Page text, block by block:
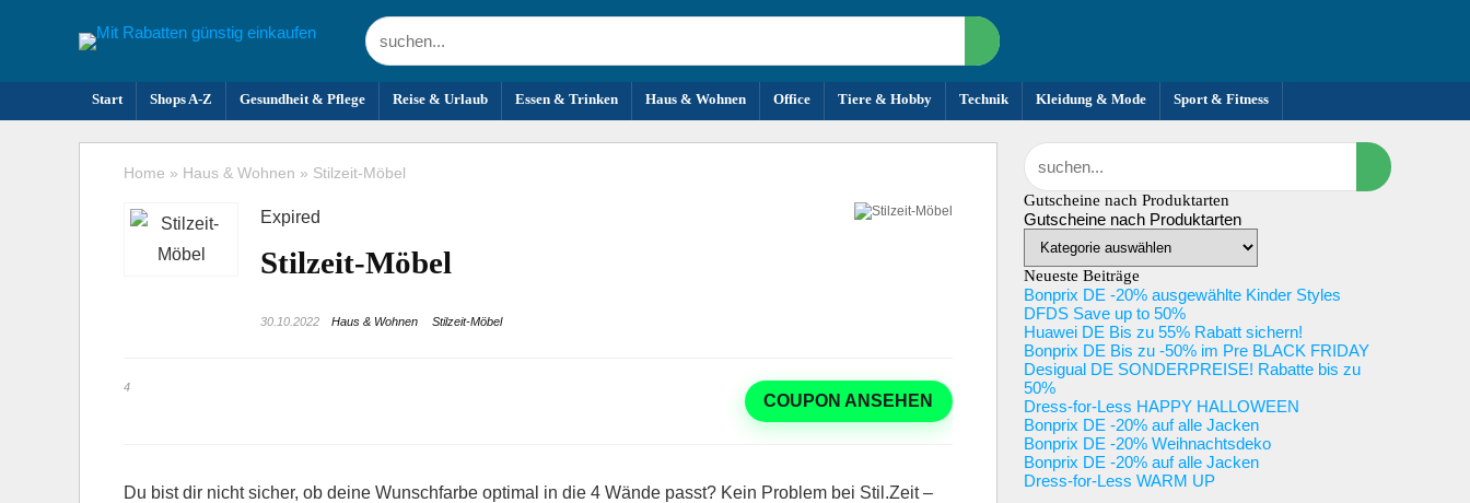
Start Shops A-Z Gesundheit & Pflege Reise & Urlaub Essen & Trinken Haus & Wohnen Office Tiere & Hobby Technik Kleidung & Mode Sport & Fitness
Home » Haus & Wohnen » Stilzeit-Möbel
Expired
Stilzeit-Möbel
30.10.2022 Haus & Wohnen Stilzeit-Möbel
4
COUPON ANSEHEN
Du bist dir nicht sicher, ob deine Wunschfarbe optimal in die 4 Wände passt? Kein Problem bei Stil.Zeit –
Gutscheine nach Produktarten
Gutscheine nach Produktarten
Neueste Beiträge
Bonprix DE -20% ausgewählte Kinder Styles
DFDS Save up to 50%
Huawei DE Bis zu 55% Rabatt sichern!
Bonprix DE Bis zu -50% im Pre BLACK FRIDAY
Desigual DE SONDERPREISE! Rabatte bis zu
50%
Dress-for-Less HAPPY HALLOWEEN
Bonprix DE -20% auf alle Jacken
Bonprix DE -20% Weihnachtsdeko
Bonprix DE -20% auf alle Jacken
Dress-for-Less WARM UP